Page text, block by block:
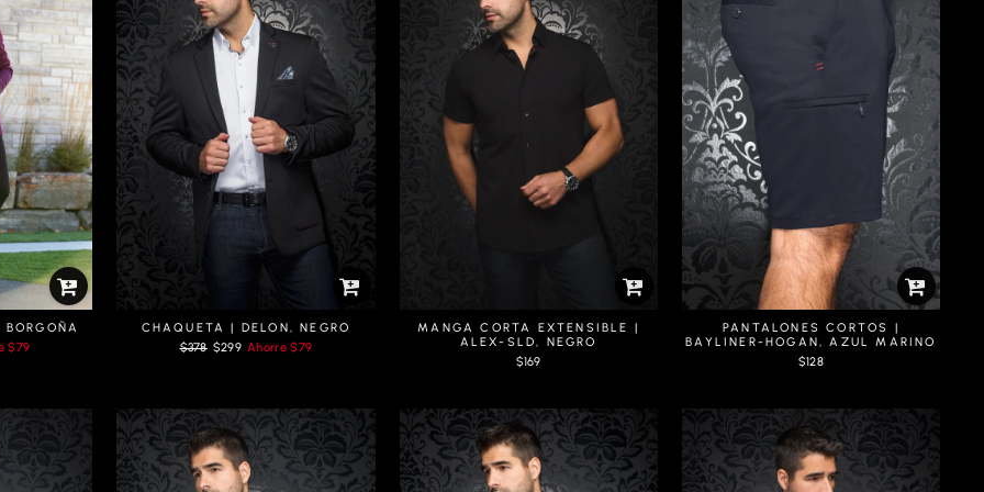
$79
CHAQUETA | DELON, NEGRO
Prix
$378 Prix
$299 Ahorre$79
MANGA CORTA EXTENSIBLE |
ALEX-SLD, NEGRO
$169
PANTALONES CORTOS |
BAYLINER-HOGAN, AZUL MARINO
$128